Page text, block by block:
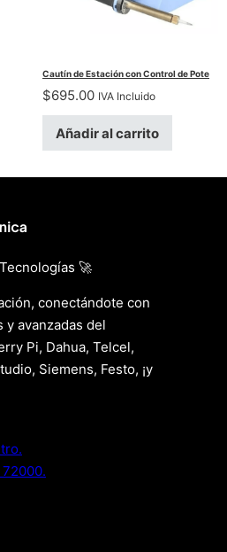
Cautín de Estación con Control de Pote
$695.00 IVA Incluido
Añadir al carrito
🚀
conectándote con
y avanzadas del
Pi, Dahua, Telcel,
Siemens, Festo, ¡y